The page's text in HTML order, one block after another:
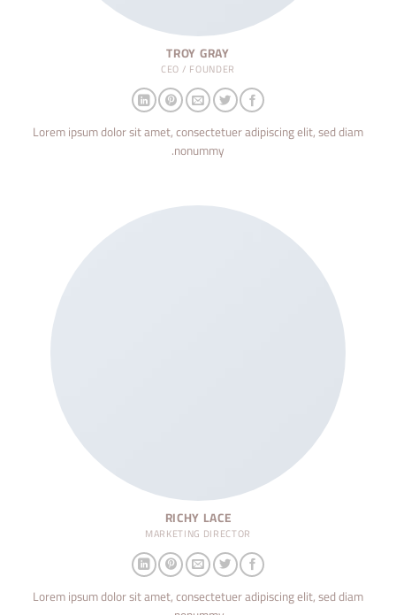
TROY GRAY
CEO / FOUNDER
Lorem ipsum dolor sit amet, consectetuer adipiscing elit, sed diam
nonummy.
RICHY LACE
MARKETING DIRECTOR
Lorem ipsum dolor sit amet, consectetuer adipiscing elit, sed diam